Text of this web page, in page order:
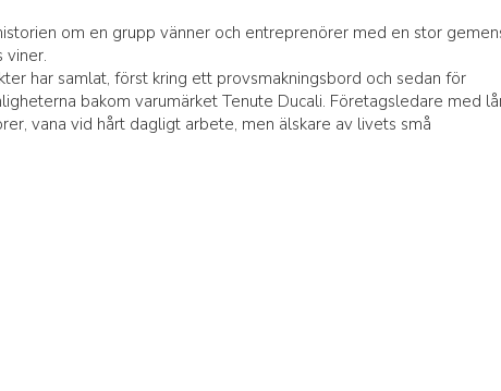
om en grupp vänner och entreprenörer med en stor
viner.
har samlat, först kring ett provsmakningsbord och sedan för
bakom varumärket Tenute Ducali. Företagsledare med
vana vid hårt dagligt arbete, men älskare av livets små